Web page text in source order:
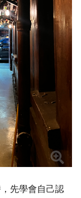
先學會自己認